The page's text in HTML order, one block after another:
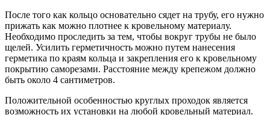
После того как кольцо основательно сядет на трубу, его нужно
прижать как можно плотнее к кровельному материалу.
Необходимо проследить за тем, чтобы вокруг трубы не было
щелей. Усилить герметичность можно путем нанесения
герметика по краям кольца и закрепления его к кровельному
покрытию саморезами. Расстояние между крепежом должно
быть около 4 сантиметров.
Положительной особенностью круглых проходок является
возможность их установки на любой кровельный материал.